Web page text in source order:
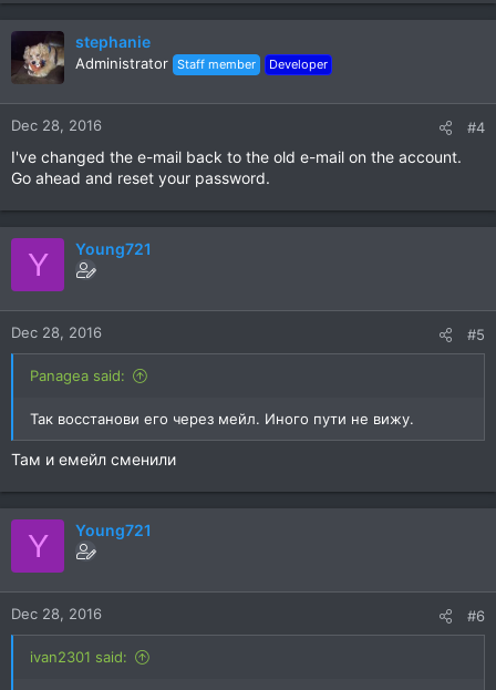
stephanie
Administrator Staff member Developer
Dec 28, 2016 #4
I've changed the e-mail back to the old e-mail on the account.
Go ahead and reset your password.
Y Young721
Dec 28, 2016 #5
Panagea said:
Так восстанови его через мейл. Иного пути не вижу.
Там и емейл сменили
Y Young721
Dec 28, 2016 #6
ivan2301 said: